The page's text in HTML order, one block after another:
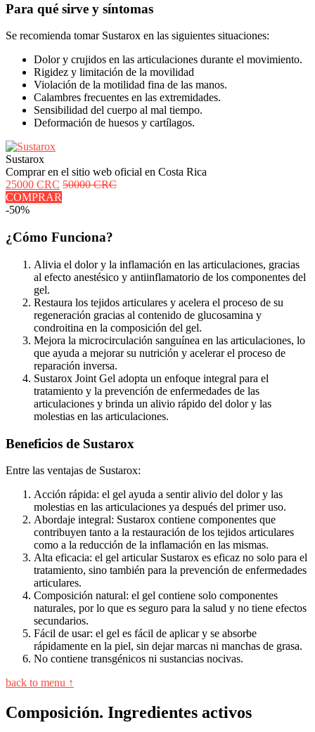
Para qué sirve y síntomas
Se recomienda tomar Sustarox en las siguientes situaciones:
Dolor y crujidos en las articulaciones durante el movimiento.
Rigidez y limitación de la movilidad
Violación de la motilidad fina de las manos.
Calambres frecuentes en las extremidades.
Sensibilidad del cuerpo al mal tiempo.
Deformación de huesos y cartílagos.
Sustarox
Comprar en el sitio web oficial en Costa Rica
25000 CRC 50000 CRC
COMPRAR
-50%
¿Cómo Funciona?
Alivia el dolor y la inflamación en las articulaciones, gracias
al efecto anestésico y antiinflamatorio de los componentes del
gel.
Restaura los tejidos articulares y acelera el proceso de su
regeneración gracias al contenido de glucosamina y
condroitina en la composición del gel.
Mejora la microcirculación sanguínea en las articulaciones, lo
que ayuda a mejorar su nutrición y acelerar el proceso de
reparación inversa.
Sustarox Joint Gel adopta un enfoque integral para el
tratamiento y la prevención de enfermedades de las
articulaciones y brinda un alivio rápido del dolor y las
molestias en las articulaciones.
Beneficios de Sustarox
Entre las ventajas de Sustarox:
Acción rápida: el gel ayuda a sentir alivio del dolor y las
molestias en las articulaciones ya después del primer uso.
Abordaje integral: Sustarox contiene componentes que
contribuyen tanto a la restauración de los tejidos articulares
como a la reducción de la inflamación en las mismas.
Alta eficacia: el gel articular Sustarox es eficaz no solo para el
tratamiento, sino también para la prevención de enfermedades
articulares.
Composición natural: el gel contiene solo componentes
naturales, por lo que es seguro para la salud y no tiene efectos
secundarios.
Fácil de usar: el gel es fácil de aplicar y se absorbe
rápidamente en la piel, sin dejar marcas ni manchas de grasa.
No contiene transgénicos ni sustancias nocivas.
back to menu ↑
Composición. Ingredientes activos